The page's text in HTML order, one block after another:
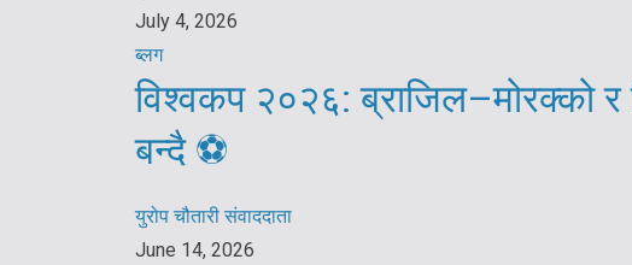
July 4, 2026
ब्लग
विश्वकप २०२६: ब्राजिल–मोरक्को
बन्दै ⚽️
युरोप चौतारी संवाददाता
June 14, 2026